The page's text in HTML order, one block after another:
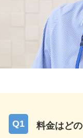
料金はど